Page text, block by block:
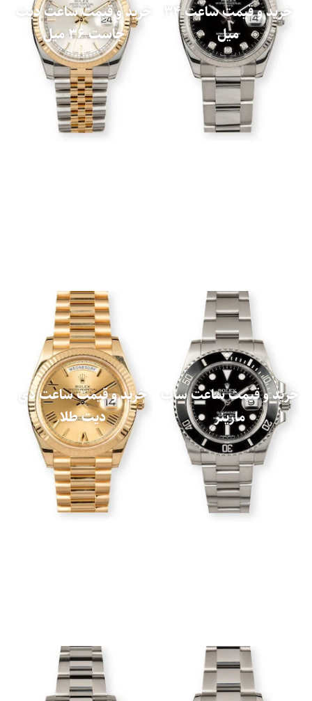
خرید و قیمت ساعت 34
میل
خرید و قیمت ساعت دیت
جاست 36 میل
خرید و قیمت ساعت ساب
مارینر
خرید و قیمت ساعت دی
دیت طلا